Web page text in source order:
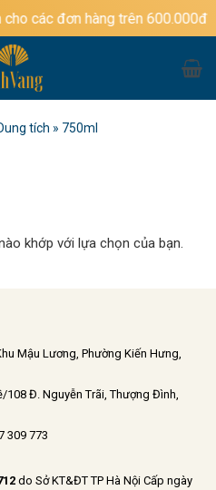
các đơn hàng trên 600.000đ
tích » 750ml
khớp với lựa chọn của bạn.
Mậu Lương, Phường Kiến Hưng,
108 Đ. Nguyễn Trãi, Thượng Đình,
309 773
do Sở KT&ĐT TP Hà Nội Cấp ngày